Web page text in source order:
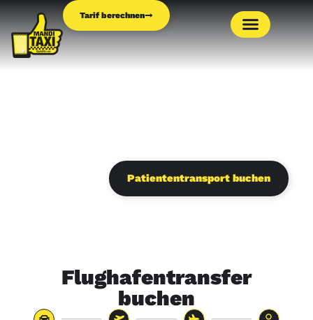
Tarif berechnen
Patiententransport buchen
Flughafentransfer
buchen